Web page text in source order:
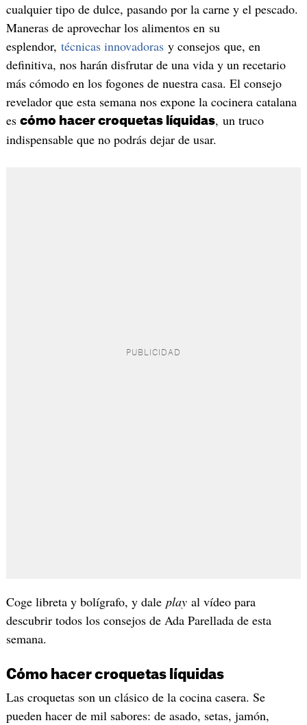
cualquier tipo de dulce, pasando por la carne y el pescado.
Maneras de aprovechar los alimentos en su
esplendor, técnicas innovadorasy consejos que, en
definitiva, nos harán disfrutar de una vida y un recetario
más cómodo en los fogones de nuestra casa. El consejo
revelador que esta semana nos expone la cocinera catalana
es cómo hacer croquetas líquidas, un truco
indispensable que no podrás dejar de usar.
Coge libreta y bolígrafo, y dale play al vídeo para
descubrir todos los consejos de Ada Parellada de esta
semana.
Cómo hacer croquetas líquidas
Las croquetas son un clásico de la cocina casera. Se
pueden hacer de mil sabores: de asado, setas, jamón,